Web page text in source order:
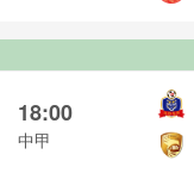
18:00
中甲